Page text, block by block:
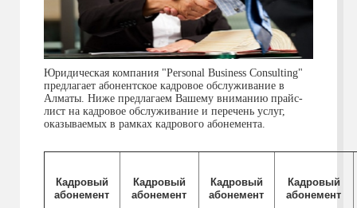
Юридическая компания "Personal Business Consulting"
предлагает абонентское кадровое обслуживание в
Алматы. Ниже предлагаем Вашему вниманию прайс-
лист на кадровое обслуживание и перечень услуг,
оказываемых в рамках кадрового абонемента.
Кадровый
абонемент
Кадровый
абонемент
Кадровый
абонемент
Кадровый
абонемент